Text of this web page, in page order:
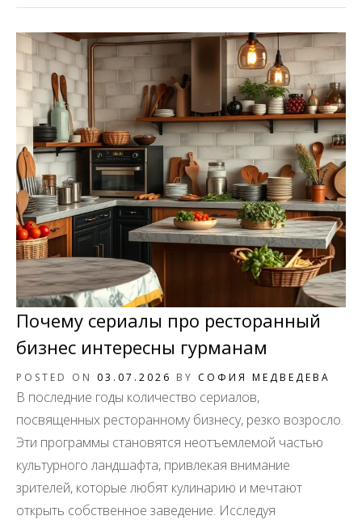
Почему сериалы про ресторанный
бизнес интересны гурманам
POSTED ON 03.07.2026 BY СОФИЯ МЕДВЕДЕВА
В последние годы количество сериалов,
посвященных ресторанному бизнесу, резко возросло.
Эти программы становятся неотъемлемой частью
культурного ландшафта, привлекая внимание
зрителей, которые любят кулинарию и мечтают
открыть собственное заведение. Исследуя